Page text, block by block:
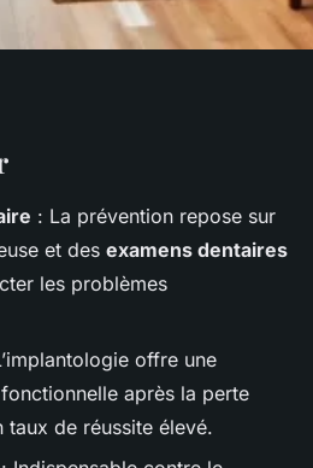
pour des
efficaces à
12 min de lecture
: La prévention repose sur
et des examens dentaires
les problèmes
offre une
après la perte
taux de réussite élevé.